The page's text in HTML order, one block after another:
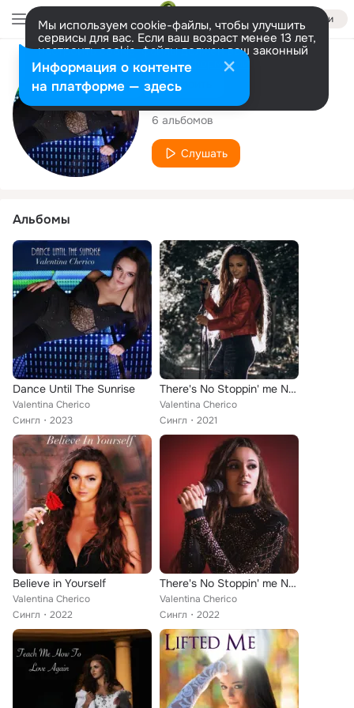
Войти
Мы используем cookie-файлы, чтобы улучшить
сервисы для вас. Если ваш возраст менее 13 лет,
настроить cookie-файлы должен ваш законный
представитель. Больше информации
Разрешить все Настроить
Исполнитель
Valentina Cherico
6 альбомов
Слушать
Альбомы
Dance Until The Sunrise
Valentina Cherico
Сингл
2023
There's No Stoppin' me Now (Radio Edit)
Valentina Cherico
Сингл
2021
Believe in Yourself
Valentina Cherico
Сингл
2022
There's No Stoppin' me Now (Dance Mix)
Valentina Cherico
Сингл
2022
Информация о контенте
на платформе — здесь